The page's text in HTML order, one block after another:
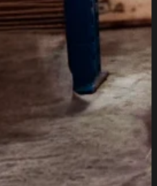
og
huse,
ser
hvor
de
høj